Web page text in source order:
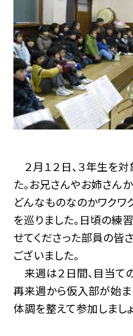
２月１２日、３年生を
た。お兄さんやお姉さん
どんなものなのかワクワ
を巡りました。日頃の練
せてくださった部員の皆
ございました。
来週は２日間、目当て
再来週から仮入部が始ま
体調を整えて参加しましょ